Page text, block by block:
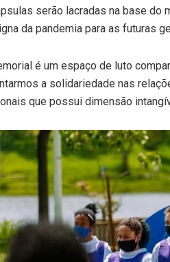
serão lacradas na base do
da pandemia para as futuras
é um espaço de luto
a solidariedade nas
que possui dimensão